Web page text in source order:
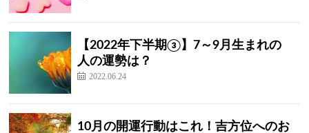
【2022年下半期③】7～9月生まれの
人の運勢は？
2022.06.24
10月の開運行動はこれ！吉方位へのお